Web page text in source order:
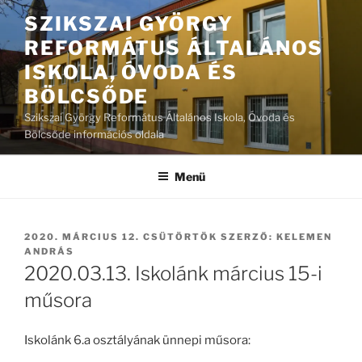
Tartalomhoz
SZIKSZAI GYÖRGY
REFORMÁTUS ÁLTALÁNOS
ISKOLA, ÓVODA ÉS
BÖLCSŐDE
Szikszai György Református Általános Iskola, Óvoda és
Bölcsőde információs oldala
Menü
BEKÜLDVE:
2020. MÁRCIUS 12. CSÜTÖRTÖK SZERZŐ: KELEMEN
ANDRÁS
2020.03.13. Iskolánk március 15-i
műsora
Iskolánk 6.a osztályának ünnepi műsora: